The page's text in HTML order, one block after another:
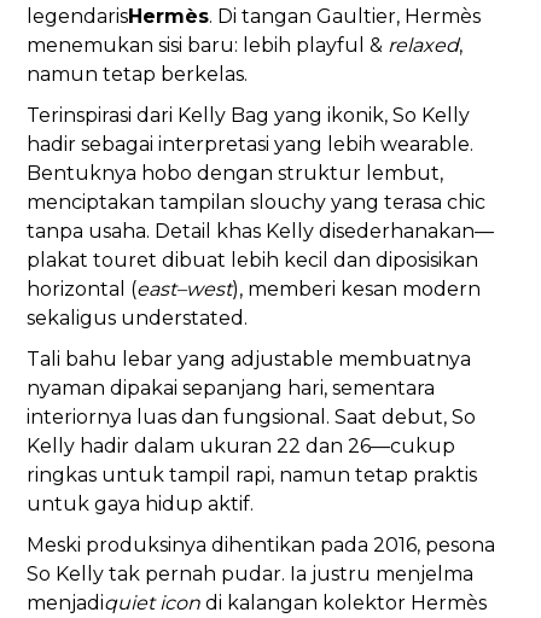
legendarisHermès. Di tangan Gaultier, Hermès
menemukan sisi baru: lebih playful & relaxed,
namun tetap berkelas.
Terinspirasi dari Kelly Bag yang ikonik, So Kelly
hadir sebagai interpretasi yang lebih wearable.
Bentuknya hobo dengan struktur lembut,
menciptakan tampilan slouchy yang terasa chic
tanpa usaha. Detail khas Kelly disederhanakan—
plakat touret dibuat lebih kecil dan diposisikan
horizontal (east–west), memberi kesan modern
sekaligus understated.
Tali bahu lebar yang adjustable membuatnya
nyaman dipakai sepanjang hari, sementara
interiornya luas dan fungsional. Saat debut, So
Kelly hadir dalam ukuran 22 dan 26—cukup
ringkas untuk tampil rapi, namun tetap praktis
untuk gaya hidup aktif.
Meski produksinya dihentikan pada 2016, pesona
So Kelly tak pernah pudar. Ia justru menjelma
menjadiquiet icon di kalangan kolektor Hermès